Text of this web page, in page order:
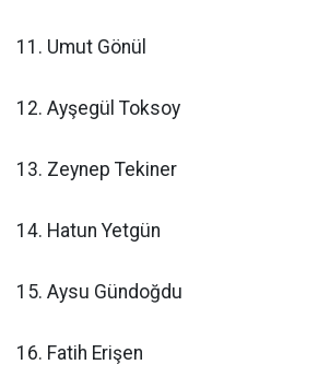
11. Umut Gönül
12. Ayşegül Toksoy
13. Zeynep Tekiner
14. Hatun Yetgün
15. Aysu Gündoğdu
16. Fatih Erişen